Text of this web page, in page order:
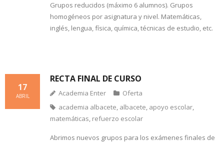
Grupos reducidos (máximo 6 alumnos). Grupos
homogéneos por asignatura y nivel. Matemáticas,
inglés, lengua, física, química, técnicas de estudio, etc.
RECTA FINAL DE CURSO
17
ABRIL Academia Enter
Oferta
academia albacete, albacete, apoyo escolar,
matemáticas, refuerzo escolar
Abrimos nuevos grupos para los exámenes finales de